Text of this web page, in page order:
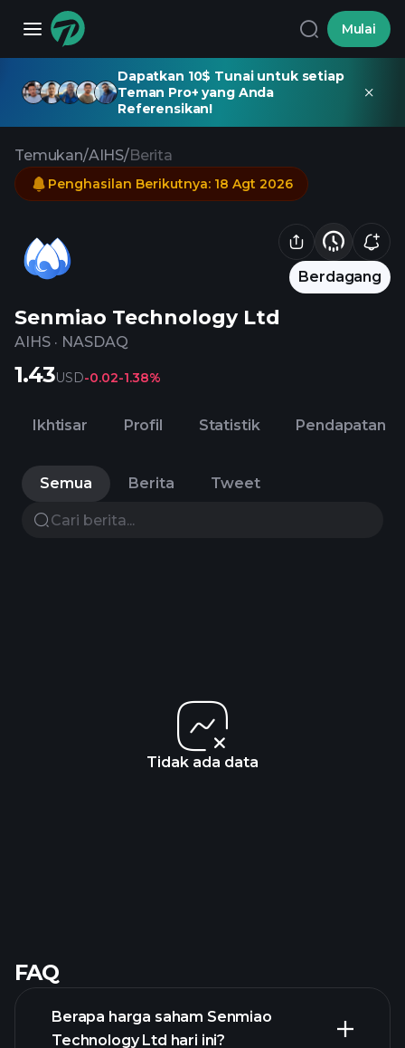
Mulai
Dapatkan 10$ Tunai untuk setiap
Teman Pro+ yang Anda
Referensikan!
Temukan/AIHS/Berita
Berdagang
Senmiao Technology Ltd
AIHS · NASDAQ
Penghasilan Berikutnya: 18 Agt 2026
1.43USD-0.02-1.38%
Ikhtisar Profil Statistik Pendapatan
Semua Berita Tweet
Tidak ada data
FAQ
Berapa harga saham Senmiao
Technology Ltd hari ini?